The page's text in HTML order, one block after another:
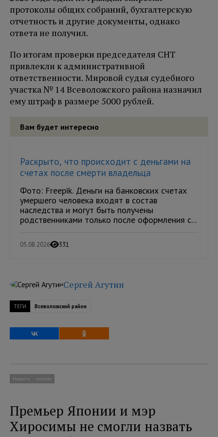
протоколы общих собраний, бухгалтерскую
отчетность и другие документы, однако
ответа не получил.
По итогам проверки председателя СНТ
привлекли к административной
ответственности. Мировой судья судебного
участка № 14 Всеволожского района назначил
ему штраф в размере 5000 рублей.
Вам будет интересно
Раскрыто, что происходит с деньгами на
счетах после смерти владельца
Фото: Freepik. Деньги на банковских счетах
умершего человека входят в состав
наследства и могут быть получены
родственниками только после оформления с...
05.08.2026 331
Сергей Агутин
ТЕГИ Всеволожский район
Новости outside
Премьер Японии и мэр
Хиросимы не смогли назвать